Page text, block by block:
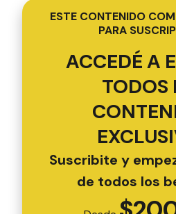
ESTE CONTENIDO
PARA
ACCEDÉ A
TODOS
Suscribite y
de todos los